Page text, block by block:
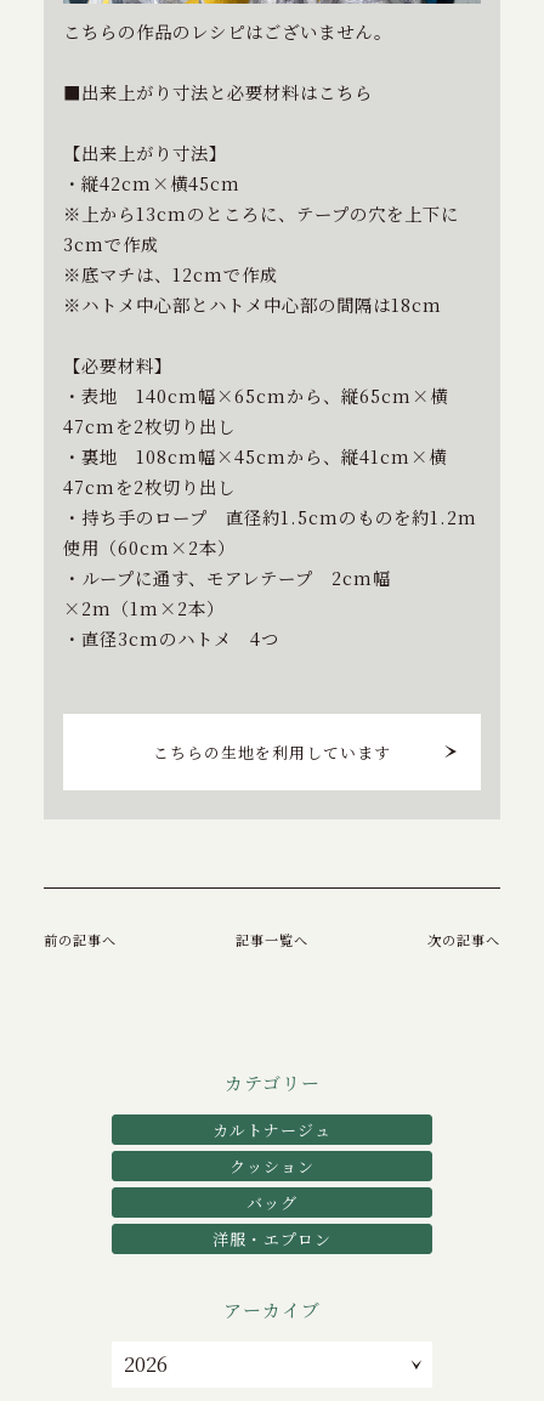
こちらの作品のレシピはございません。
■出来上がり寸法と必要材料はこちら
【出来上がり寸法】
・縦42cm×横45cm
※上から13cmのところに、テープの穴を上下に
3cmで作成
※底マチは、12cmで作成
※ハトメ中心部とハトメ中心部の間隔は18cm
【必要材料】
・表地 140cm幅×65cmから、縦65cm×横
47cmを2枚切り出し
・裏地 108cm幅×45cmから、縦41cm×横
47cmを2枚切り出し
・持ち手のロープ 直径約1.5cmのものを約1.2m
使用（60cm×2本）
・ループに通す、モアレテープ 2cm幅
×2m（1m×2本）
・直径3cmのハトメ 4つ
こちらの生地を利用しています
前の記事へ 記事一覧へ 次の記事へ
カテゴリー
カルトナージュ
クッション
バッグ
洋服・エプロン
アーカイブ